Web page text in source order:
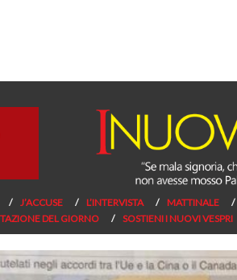
J’ACCUSE L’INTERVISTA MATTINALE
DEL GIORNO SOSTIENI I NUOVI VESPRI